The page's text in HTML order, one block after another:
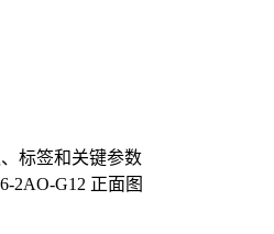
标签和关键参数